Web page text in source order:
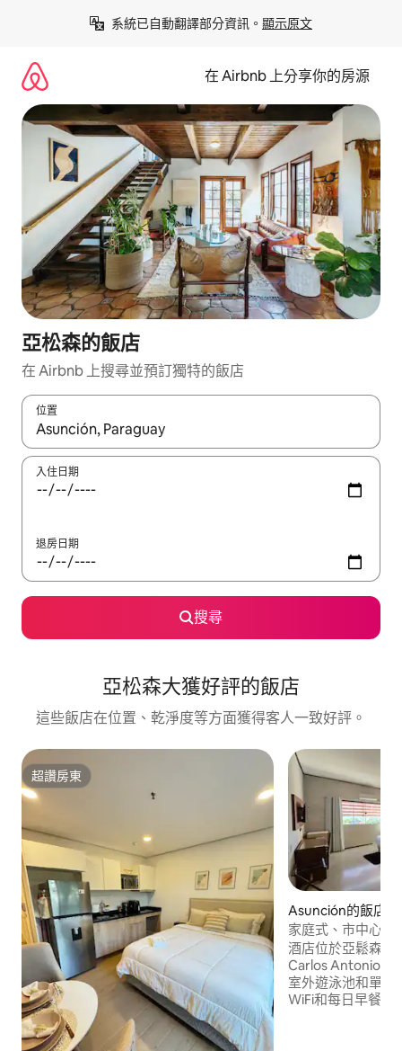
系統已自動翻譯部分資訊。 顯示原文
在 Airbnb 上分享你的房源
亞松森的飯店
在 Airbnb 上搜尋並預訂獨特的飯店
位置
如有搜尋結果，瀏覽內容時請使用上下箭頭，或輕點、滑動裝置。
入住日期
退房日期
搜尋
亞松森大獲好評的飯店
這些飯店在位置、乾淨度等方面獲得客人一致好評。
超讚房東
超讚房東
Asunción的飯店
家庭式、市中心、
酒店位於亞鬆森（
Carlos Antonio
室外遊泳池和單點
WiFi和每日早餐。 入住此房源的房客可以